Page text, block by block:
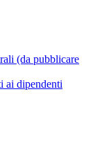
(da pubblicare
ai dipendenti